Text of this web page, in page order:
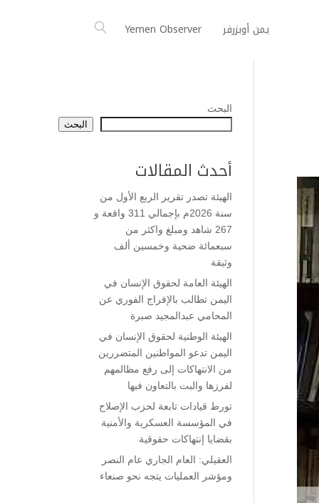
يمن أوبزرفر Yemen Observer
البحث
البحث
أحدث المقالات
الهيئة تصدر تقرير الربع الأول من
سنة 2026م بإجمالي 311 واقعة و
267 شاهد ومبلغ واكثر من
سبعمائة ضحية وخمسين ألف
وثيقة
الهيئة العامة لحقوق الإنسان في
اليمن تطالب بالإفراج الفوري عن
المحامي عبدالمجيد صبرة
الهيئة الوطنية لحقوق الإنسان في
اليمن تدعو المواطنين المتضررين
من الانتهاكات إلى رفع مظالمهم
لفرزها والبت بالتعاون فيها
تورط قيادات تابعة لحزب الإصلاح
في المؤسسة العسكرية والأمنية
بقضايا إنتهاكات حقوقية
العقيلي: العام الجاري عام النصر
ومؤشر العمليات يتجه نحو صنعاء